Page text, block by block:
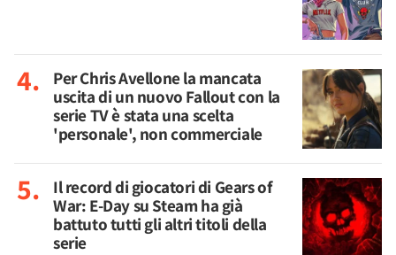
Per Chris Avellone la mancata
uscita di un nuovo Fallout con la
serie TV è stata una scelta
'personale', non commerciale
Il record di giocatori di Gears of
War: E-Day su Steam ha già
battuto tutti gli altri titoli della
serie